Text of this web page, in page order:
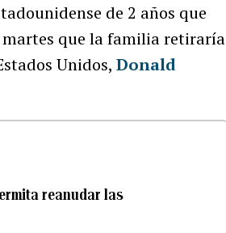
de 2 años que
que la familia retiraría
Unidos,Donald
reanudar las